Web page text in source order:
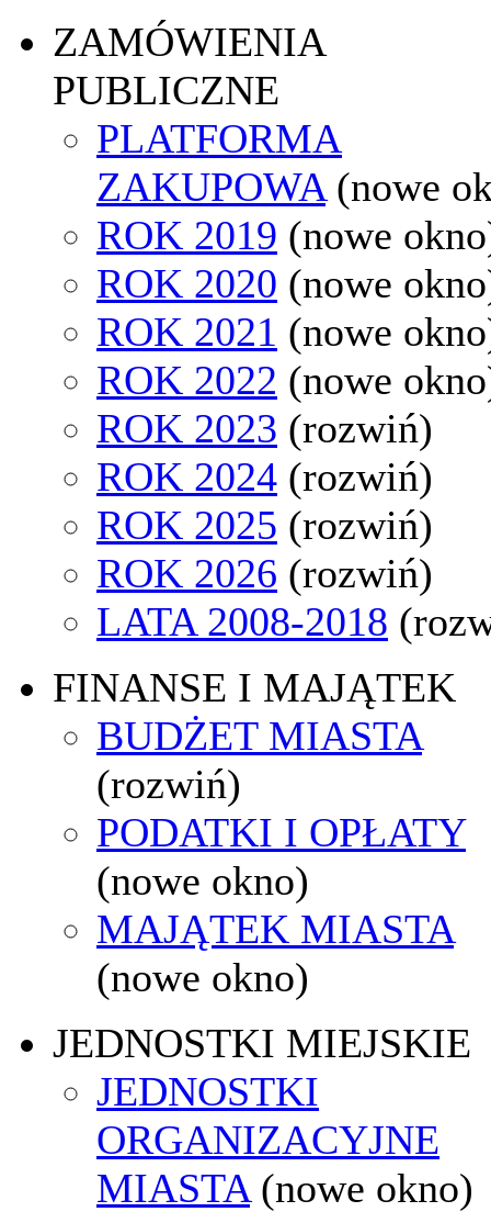
ZAMÓWIENIA
PUBLICZNE
PLATFORMA
ZAKUPOWA (nowe
ROK 2019 (nowe
ROK 2020 (nowe
ROK 2021 (nowe
ROK 2022 (nowe
ROK 2023 (rozwiń)
ROK 2024 (rozwiń)
ROK 2025 (rozwiń)
ROK 2026 (rozwiń)
LATA 2008-2018
FINANSE I MAJĄTEK
BUDŻET MIASTA
(rozwiń)
PODATKI I OPŁATY
(nowe okno)
MAJĄTEK MIASTA
(nowe okno)
JEDNOSTKI MIEJSKIE
JEDNOSTKI
ORGANIZACYJNE
MIASTA (nowe okno)